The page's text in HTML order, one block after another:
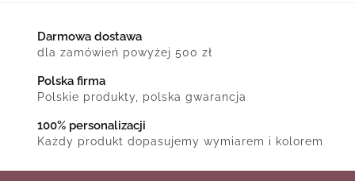
Darmowa dostawa
dla zamówień powyżej 500 zł
Polska firma
Polskie produkty, polska gwarancja
100% personalizacji
Każdy produkt dopasujemy wymiarem i kolorem